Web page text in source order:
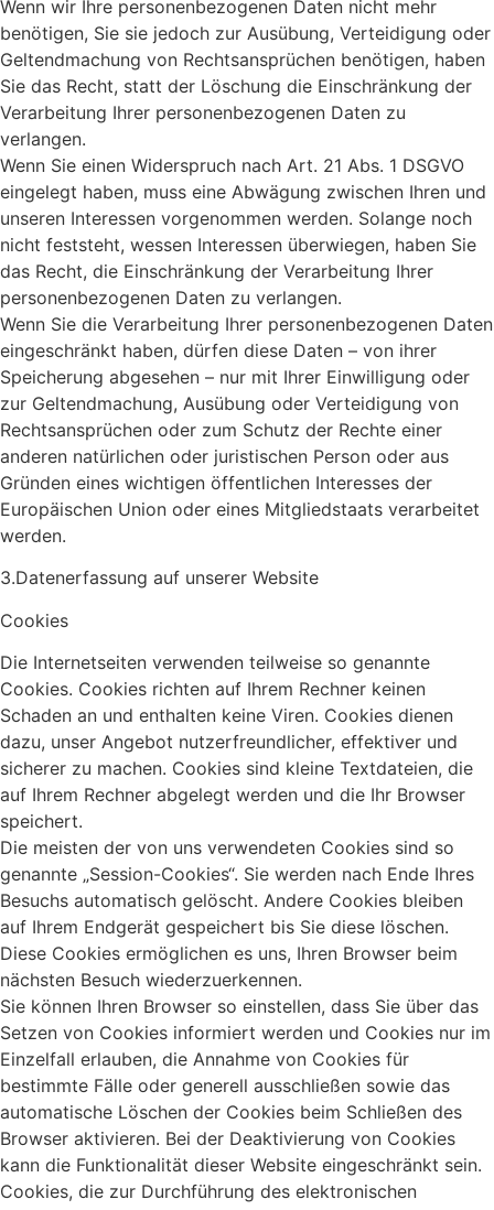
Wenn wir Ihre personenbezogenen Daten nicht mehr
benötigen, Sie sie jedoch zur Ausübung, Verteidigung oder
Geltendmachung von Rechtsansprüchen benötigen, haben
Sie das Recht, statt der Löschung die Einschränkung der
Verarbeitung Ihrer personenbezogenen Daten zu
verlangen.
Wenn Sie einen Widerspruch nach Art. 21 Abs. 1 DSGVO
eingelegt haben, muss eine Abwägung zwischen Ihren und
unseren Interessen vorgenommen werden. Solange noch
nicht feststeht, wessen Interessen überwiegen, haben Sie
das Recht, die Einschränkung der Verarbeitung Ihrer
personenbezogenen Daten zu verlangen.
Wenn Sie die Verarbeitung Ihrer personenbezogenen Daten
eingeschränkt haben, dürfen diese Daten – von ihrer
Speicherung abgesehen – nur mit Ihrer Einwilligung oder
zur Geltendmachung, Ausübung oder Verteidigung von
Rechtsansprüchen oder zum Schutz der Rechte einer
anderen natürlichen oder juristischen Person oder aus
Gründen eines wichtigen öffentlichen Interesses der
Europäischen Union oder eines Mitgliedstaats verarbeitet
werden.
3.Datenerfassung auf unserer Website
Cookies
Die Internetseiten verwenden teilweise so genannte
Cookies. Cookies richten auf Ihrem Rechner keinen
Schaden an und enthalten keine Viren. Cookies dienen
dazu, unser Angebot nutzerfreundlicher, effektiver und
sicherer zu machen. Cookies sind kleine Textdateien, die
auf Ihrem Rechner abgelegt werden und die Ihr Browser
speichert.
Die meisten der von uns verwendeten Cookies sind so
genannte „Session-Cookies“. Sie werden nach Ende Ihres
Besuchs automatisch gelöscht. Andere Cookies bleiben
auf Ihrem Endgerät gespeichert bis Sie diese löschen.
Diese Cookies ermöglichen es uns, Ihren Browser beim
nächsten Besuch wiederzuerkennen.
Sie können Ihren Browser so einstellen, dass Sie über das
Setzen von Cookies informiert werden und Cookies nur im
Einzelfall erlauben, die Annahme von Cookies für
bestimmte Fälle oder generell ausschließen sowie das
automatische Löschen der Cookies beim Schließen des
Browser aktivieren. Bei der Deaktivierung von Cookies
kann die Funktionalität dieser Website eingeschränkt sein.
Cookies, die zur Durchführung des elektronischen